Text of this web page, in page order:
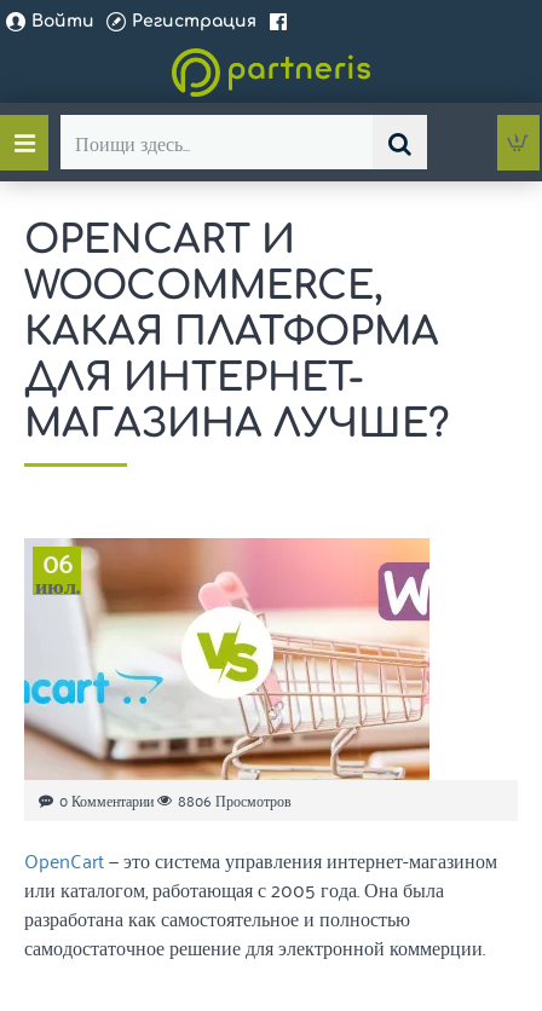
Войти Регистрация
Поищи
здесь...
OPENCART И
WOOCOMMERCE,
КАКАЯ ПЛАТФОРМА
ДЛЯ ИНТЕРНЕТ-
МАГАЗИНА ЛУЧШЕ?
06
июл.
0 Комментарии 8806 Просмотров
OpenCart— это система управления интернет-магазином
или каталогом, работающая с 2005 года. Она была
разработана как самостоятельное и полностью
самодостаточное решение для электронной коммерции.